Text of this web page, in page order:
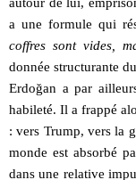
a une formule qui
coffres sont vides,
donnée structurante
Erdoğan a par
habileté. Il a frappé
: vers Trump, vers la
monde est absorbé
dans une relative